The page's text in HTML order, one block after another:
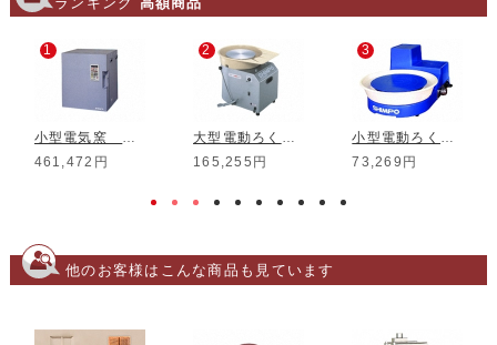
1
461,472円
2
165,255円
3
73,269円
他のお客様はこんな商品も見ています